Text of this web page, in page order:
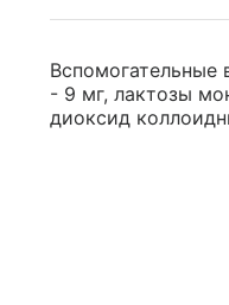
Вспомогательные
- 9 мг, лактозы
диоксид